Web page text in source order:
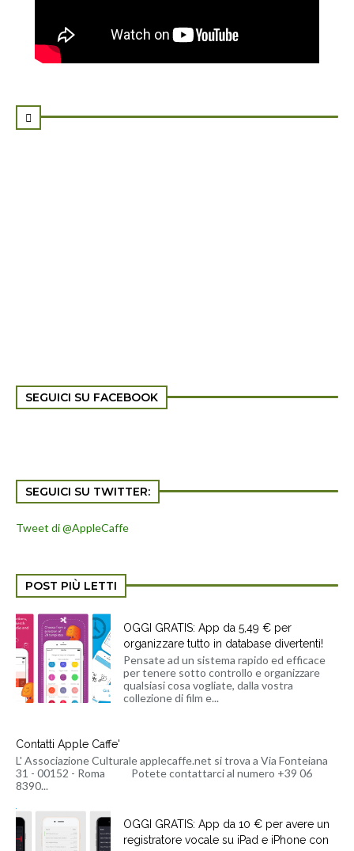

SEGUICI SU FACEBOOK
SEGUICI SU TWITTER:
Tweet di @AppleCaffe
POST PIÙ LETTI
OGGI GRATIS: App da 5,49 € per
organizzare tutto in database divertenti!
Pensate ad un sistema rapido ed efficace
per tenere sotto controllo e organizzare
qualsiasi cosa vogliate, dalla vostra
collezione di film e...
Contatti Apple Caffe'
L' Associazione Culturale applecaffe.net si trova a Via Fonteiana
31 - 00152 - Roma Potete contattarci al numero +39 06
8390...
OGGI GRATIS: App da 10 € per avere un
registratore vocale su iPad e iPhone con